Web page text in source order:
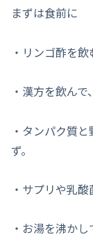
まずは食前に
・リンゴ酢を飲
・漢方を飲ん
・タンパク質
ず。
・サプリや乳
・お湯を沸か